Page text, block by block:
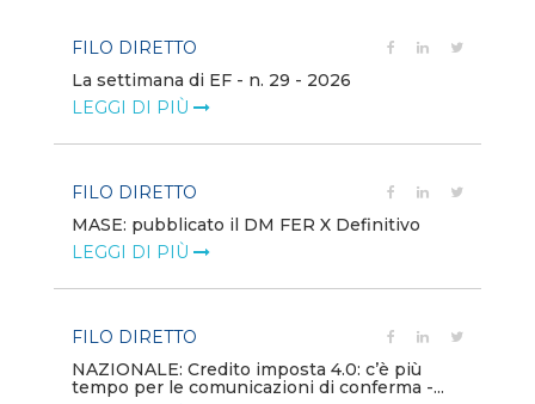
FILO DIRETTO
La settimana di EF - n. 29 - 2026
LEGGI DI PIÙ
FILO DIRETTO
MASE: pubblicato il DM FER X Definitivo
LEGGI DI PIÙ
FILO DIRETTO
NAZIONALE: Credito imposta 4.0: c’è più
tempo per le comunicazioni di conferma -...